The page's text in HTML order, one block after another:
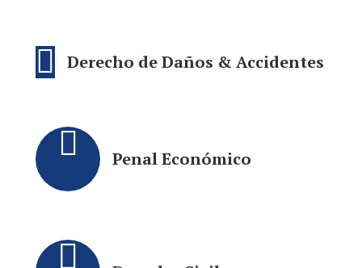
Derecho de Daños & Accidentes
Penal Económico